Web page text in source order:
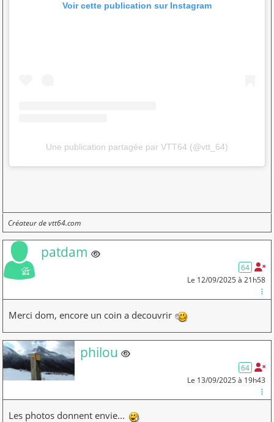
Voir cette publication sur Instagram
Une publication partagée par VTT64 (@vtt_64)
Créateur de vtt64.com
patdam Membre non connecté
64
Le 12/09/2025 à 21h58
Merci dom, encore un coin a decouvrir
philou Membre non connecté
64
Le 13/09/2025 à 19h43
Les photos donnent envie...